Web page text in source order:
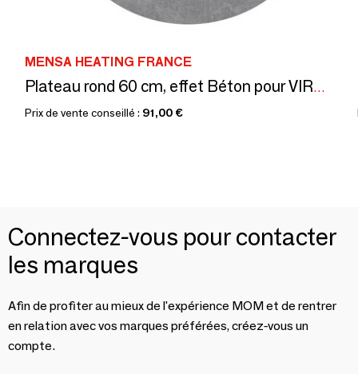
MENSA HEATING FRANCE
Plateau rond 60 cm, effet Béton pour VIREOO PRO, STATIO
Prix de vente conseillé : 91,00 €
Connectez-vous pour contacter
les marques
Afin de profiter au mieux de l'expérience MOM et de rentrer
en relation avec vos marques préférées, créez-vous un
compte.